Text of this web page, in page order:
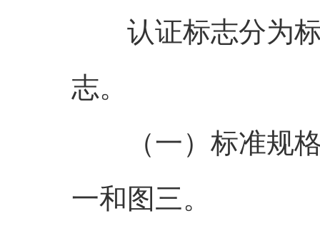
认证标志分为标
志。
（一）标准规格
一和图三。